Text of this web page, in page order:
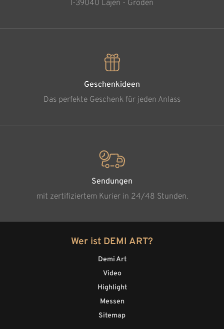
l-39040 Lajen - Gröden
Geschenkideen
Das perfekte Geschenk für jeden Anlass
Sendungen
mit zertifiziertem Kurier in 24/48 Stunden.
Wer ist DEMI ART?
Demi Art
Video
Highlight
Messen
Sitemap